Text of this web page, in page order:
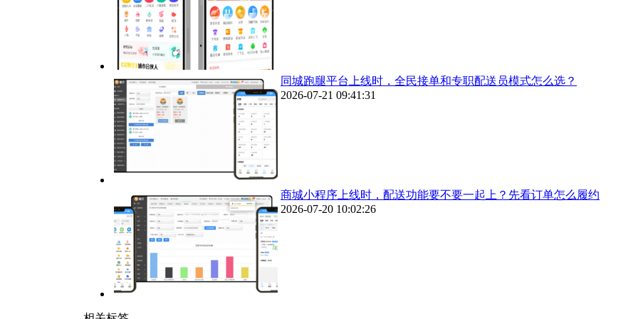
同城跑腿平台上线时，全民接单和专职配送员模式怎么选？
2026-07-21 09:41:31
商城小程序上线时，配送功能要不要一起上？先看订单怎么履约
2026-07-20 10:02:26